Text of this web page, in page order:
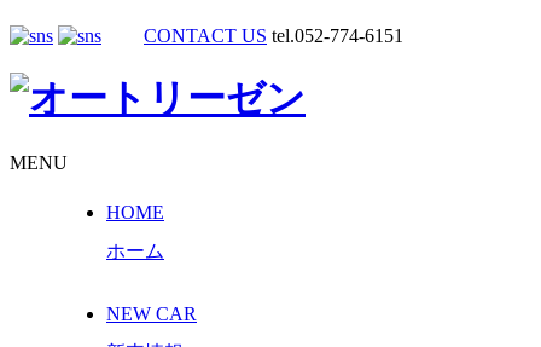
CONTACT US tel.052-774-6151
MENU
HOME
ホーム
NEW CAR